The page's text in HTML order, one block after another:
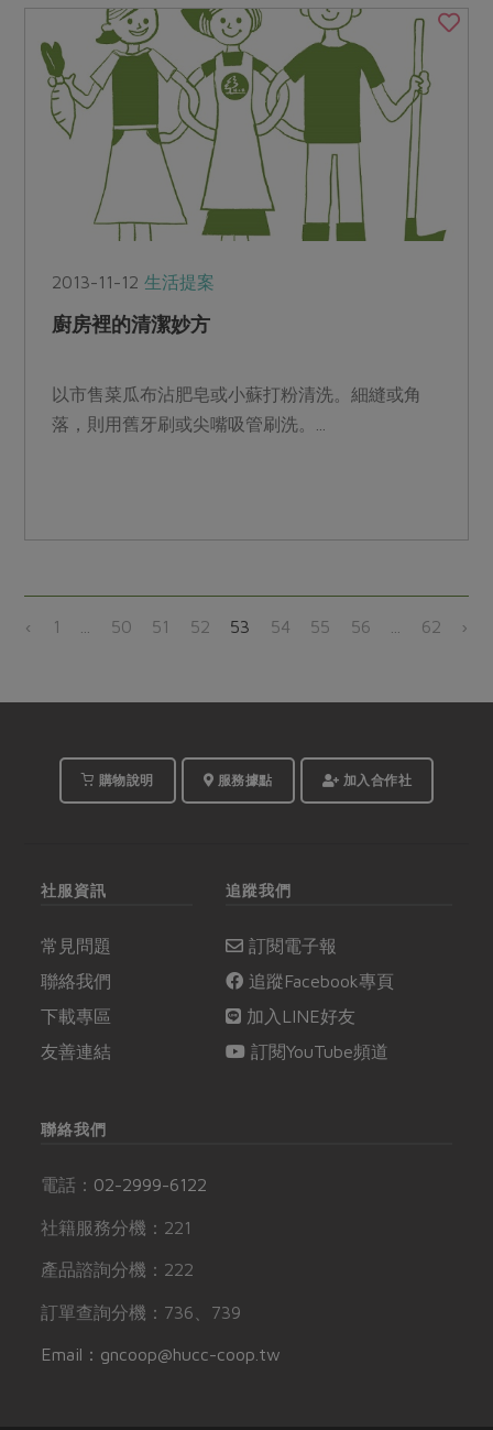
2013-11-12生活提案
廚房裡的清潔妙方
以市售菜瓜布沾肥皂或小蘇打粉清洗。細縫或角
落，則用舊牙刷或尖嘴吸管刷洗。...
‹ 1 50 51 52 53 54 55 56 62 ›
購物說明 服務據點 加入合作社
社服資訊
常見問題
聯絡我們
下載專區
友善連結
追蹤我們
訂閱電子報
追蹤Facebook專頁
加入LINE好友
訂閱YouTube頻道
聯絡我們
電話： 02-2999-6122
社籍服務分機：221
產品諮詢分機：222
訂單查詢分機：736、739
Email：gncoop@hucc-coop.tw